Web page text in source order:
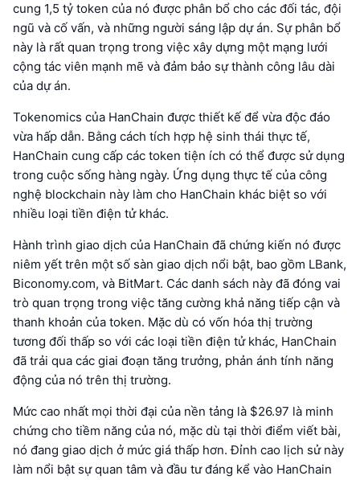
cung 1,5 tỷ token của nó được phân bổ cho các đối tác, đội
ngũ và cố vấn, và những người sáng lập dự án. Sự phân bổ
này là rất quan trọng trong việc xây dựng một mạng lưới
cộng tác viên mạnh mẽ và đảm bảo sự thành công lâu dài
của dự án.
Tokenomics của HanChain được thiết kế để vừa độc đáo
vừa hấp dẫn. Bằng cách tích hợp hệ sinh thái thực tế,
HanChain cung cấp các token tiện ích có thể được sử dụng
trong cuộc sống hàng ngày. Ứng dụng thực tế của công
nghệ blockchain này làm cho HanChain khác biệt so với
nhiều loại tiền điện tử khác.
Hành trình giao dịch của HanChain đã chứng kiến nó được
niêm yết trên một số sàn giao dịch nổi bật, bao gồm LBank,
Biconomy.com, và BitMart. Các danh sách này đã đóng vai
trò quan trọng trong việc tăng cường khả năng tiếp cận và
thanh khoản của token. Mặc dù có vốn hóa thị trường
tương đối thấp so với các loại tiền điện tử khác, HanChain
đã trải qua các giai đoạn tăng trưởng, phản ánh tính năng
động của nó trên thị trường.
Mức cao nhất mọi thời đại của nền tảng là $26.97 là minh
chứng cho tiềm năng của nó, mặc dù tại thời điểm viết bài,
nó đang giao dịch ở mức giá thấp hơn. Đỉnh cao lịch sử này
làm nổi bật sự quan tâm và đầu tư đáng kể vào HanChain